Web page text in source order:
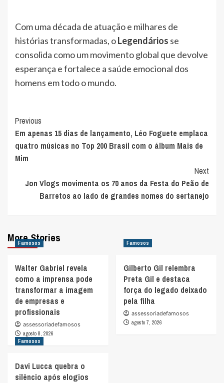
Com uma década de atuação e milhares de
histórias transformadas, oLegendários se
consolida como um movimento global que devolve
esperança e fortalece a saúde emocional dos
homens em todo o mundo.
Post
Navigation
Previous
Em apenas 15 dias de lançamento, Léo Foguete emplaca
quatro músicas no Top 200 Brasil com o álbum Mais de
Mim
Next
Jon Vlogs movimenta os 70 anos da Festa do Peão de
Barretos ao lado de grandes nomes do sertanejo
More Stories
Famosos
Walter Gabriel revela
como a imprensa pode
transformar a imagem
de empresas e
profissionais
assessoriadefamosos
agosto 8, 2026
Famosos
Gilberto Gil relembra
Preta Gil e destaca
força do legado deixado
pela filha
assessoriadefamosos
agosto 7, 2026
Famosos
Davi Lucca quebra o
silêncio após elogios